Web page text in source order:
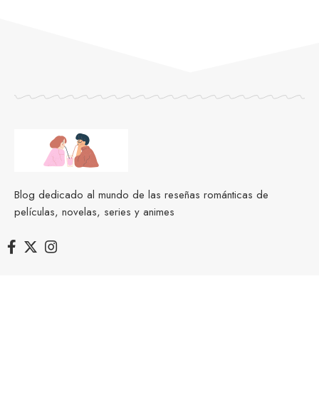
Blog dedicado al mundo de las reseñas románticas de
películas, novelas, series y animes